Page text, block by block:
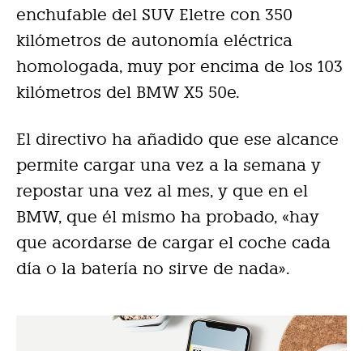
enchufable del SUV Eletre con 350
kilómetros de autonomía eléctrica
homologada, muy por encima de los 103
kilómetros del BMW X5 50e.
El directivo ha añadido que ese alcance
permite cargar una vez a la semana y
repostar una vez al mes, y que en el
BMW, que él mismo ha probado, «hay
que acordarse de cargar el coche cada
día o la batería no sirve de nada».